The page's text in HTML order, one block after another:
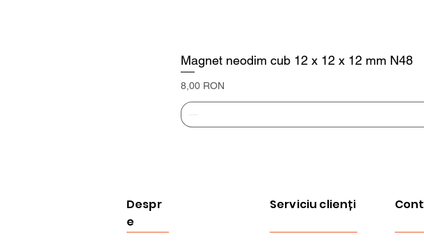
Magnet neodim cub 12 x 12 x 12 mm N48
Preț
8,00 RON
Despr
e
Serviciu clienți Cont